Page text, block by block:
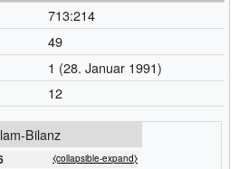
713:214
49
1 (28. Januar 1991)
12
Bilanz
⧼collapsible-expand⧽